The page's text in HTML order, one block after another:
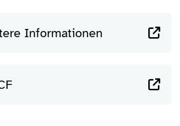
Informationen